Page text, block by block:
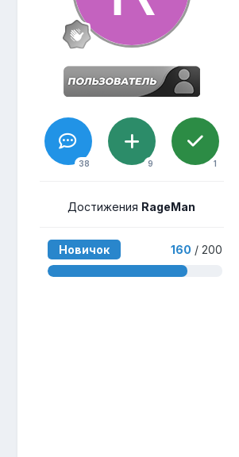
38 9 1
Достижения RageMan
Новичок 160 / 200